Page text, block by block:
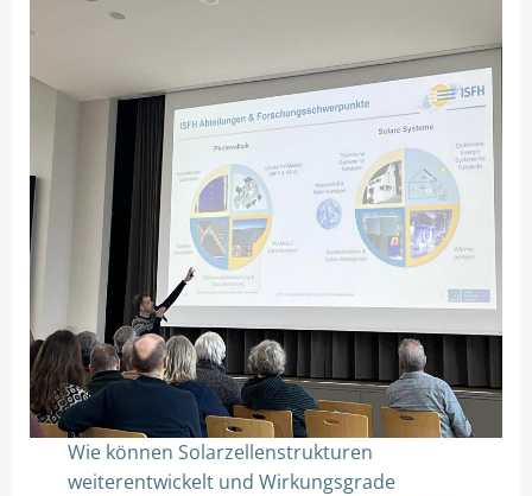
Wie können Solarzellenstrukturen
weiterentwickelt und Wirkungsgrade